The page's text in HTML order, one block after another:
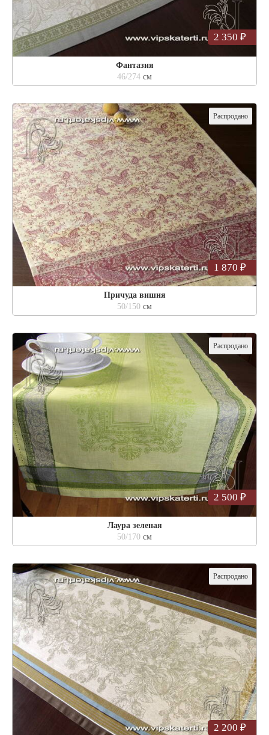
2 350 ₽
Фантазия
46/274 см
Распродано
1 870 ₽
Причуда вишня
50/150 см
Распродано
2 500 ₽
Лаура зеленая
50/170 см
Распродано
2 200 ₽